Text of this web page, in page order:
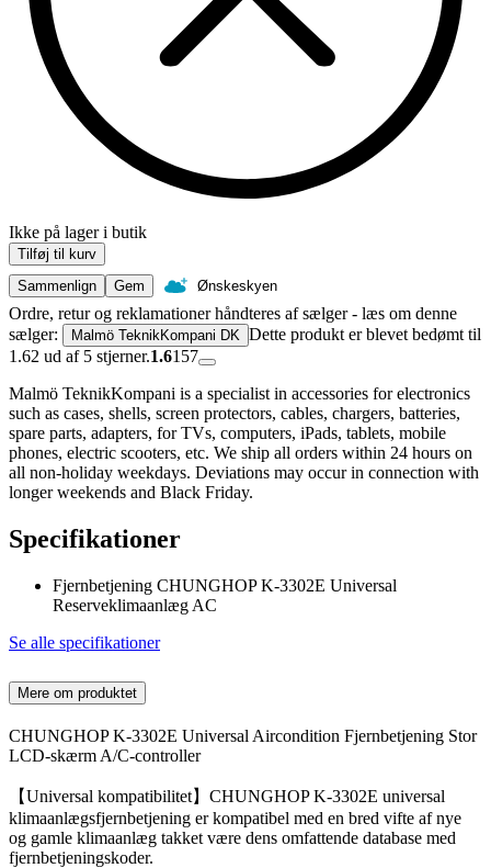
Ikke på lager i butik
Tilføj til kurv
Sammenlign
Gem Ønskeskyen
Ordre, retur og reklamationer håndteres af sælger - læs om denne
sælger:
Malmö TeknikKompani DK Dette produkt er blevet bedømt til
1.62 ud af 5 stjerner.1.6157
Malmö TeknikKompani is a specialist in accessories for electronics
such as cases, shells, screen protectors, cables, chargers, batteries,
spare parts, adapters, for TVs, computers, iPads, tablets, mobile
phones, electric scooters, etc. We ship all orders within 24 hours on
all non-holiday weekdays. Deviations may occur in connection with
longer weekends and Black Friday.
Specifikationer
Fjernbetjening CHUNGHOP K-3302E Universal
Reserveklimaanlæg AC
Se alle specifikationer
Mere om produktet
CHUNGHOP K-3302E Universal Aircondition Fjernbetjening Stor
LCD-skærm A/C-controller
【Universal kompatibilitet】CHUNGHOP K-3302E universal
klimaanlægsfjernbetjening er kompatibel med en bred vifte af nye
og gamle klimaanlæg takket være dens omfattende database med
fjernbetjeningskoder.